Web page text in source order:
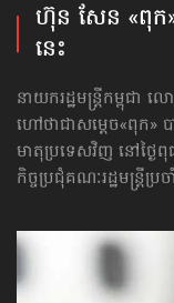
ហ៊ុន សែន «ពុក»​
នេះ
នាយករដ្ឋមន្ត្រី​កម្ពុជា
ហៅថាជាសម្ដេច​«ពុក»
មាតុប្រទេសវិញ នៅថ្ងៃ
កិច្ចប្រជុំ​គណៈរដ្ឋមន្ត្រី​ប្រ